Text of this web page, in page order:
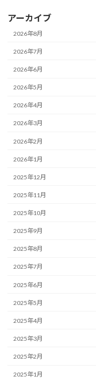
アーカイブ
2026年8月
2026年7月
2026年6月
2026年5月
2026年4月
2026年3月
2026年2月
2026年1月
2025年12月
2025年11月
2025年10月
2025年9月
2025年8月
2025年7月
2025年6月
2025年5月
2025年4月
2025年3月
2025年2月
2025年1月